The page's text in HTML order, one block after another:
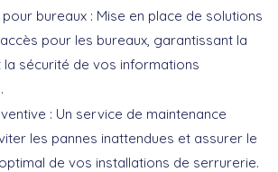
bureaux : Mise en place de solutions
pour les bureaux, garantissant la
sécurité de vos informations
: Un service de maintenance
les pannes inattendues et assurer le
de vos installations de serrurerie.